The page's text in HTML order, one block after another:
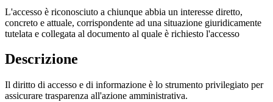
L'accesso è riconosciuto a chiunque abbia un interesse diretto,
concreto e attuale, corrispondente ad una situazione giuridicamente
tutelata e collegata al documento al quale è richiesto l'accesso
Descrizione
Il diritto di accesso e di informazione è lo strumento privilegiato per
assicurare trasparenza all'azione amministrativa.